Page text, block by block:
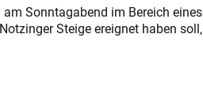
Sonntagabend im Bereich eines
Steige ereignet haben soll,